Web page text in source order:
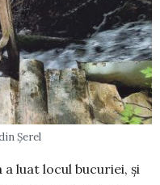
Șerel
a luat locul bucuriei, și